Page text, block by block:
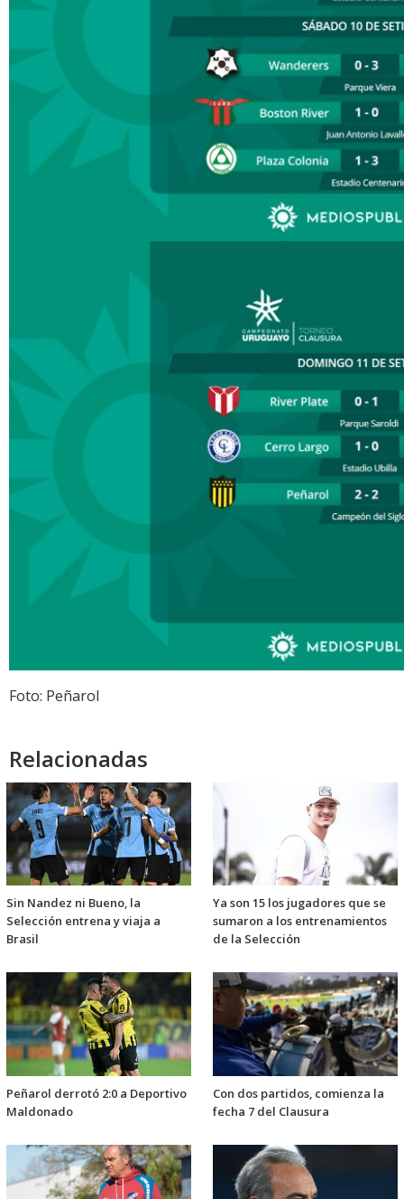
Foto: Peñarol
Relacionadas
Sin Nandez ni Bueno, la
Selección entrena y viaja a
Brasil
Ya son 15 los jugadores que se
sumaron a los entrenamientos
de la Selección
Peñarol derrotó 2:0 a Deportivo
Maldonado
Con dos partidos, comienza la
fecha 7 del Clausura